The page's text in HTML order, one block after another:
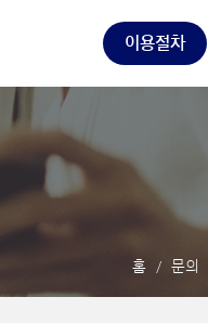
이용절차
홈 / 문의